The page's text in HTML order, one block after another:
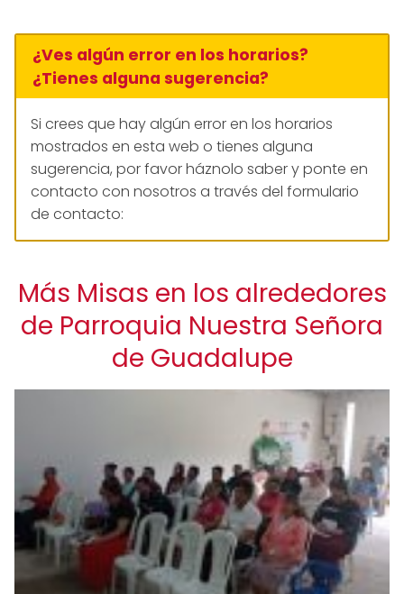
¿Ves algún error en los horarios?
¿Tienes alguna sugerencia?
Si crees que hay algún error en los horarios
mostrados en esta web o tienes alguna
sugerencia, por favor háznolo saber y ponte en
contacto con nosotros a través del formulario
de contacto:
Más Misas en los alrededores
de Parroquia Nuestra Señora
de Guadalupe